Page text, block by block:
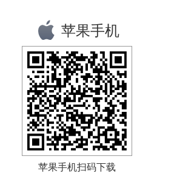
苹果手机
苹果手机扫码下载